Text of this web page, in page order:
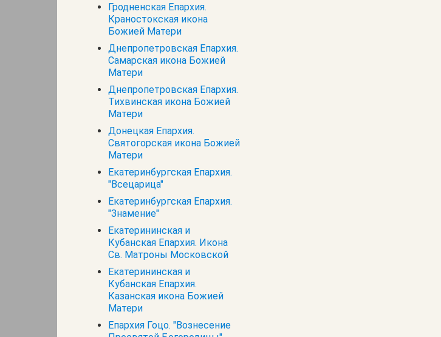
Гродненская Епархия.
Краностокская икона
Божией Матери
Днепропетровская Епархия.
Самарская икона Божией
Матери
Днепропетровская Епархия.
Тихвинская икона Божией
Матери
Донецкая Епархия.
Святогорская икона Божией
Матери
Екатеринбургская Епархия.
"Всецарица"
Екатеринбургская Епархия.
"Знамение"
Екатерининская и
Кубанская Епархия. Икона
Св. Матроны Московской
Екатерининская и
Кубанская Епархия.
Казанская икона Божией
Матери
Епархия Гоцо. "Вознесение